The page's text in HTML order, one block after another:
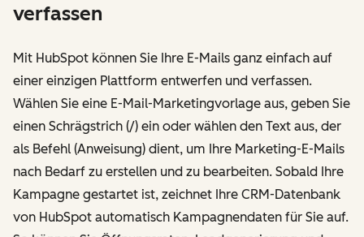
verfassen
Mit HubSpot können Sie Ihre E-Mails ganz einfach auf
einer einzigen Plattform entwerfen und verfassen.
Wählen Sie eine E-Mail-Marketingvorlage aus, geben Sie
einen Schrägstrich (/) ein oder wählen den Text aus, der
als Befehl (Anweisung) dient, um Ihre Marketing-E-Mails
nach Bedarf zu erstellen und zu bearbeiten. Sobald Ihre
Kampagne gestartet ist, zeichnet Ihre CRM-Datenbank
von HubSpot automatisch Kampagnendaten für Sie auf.